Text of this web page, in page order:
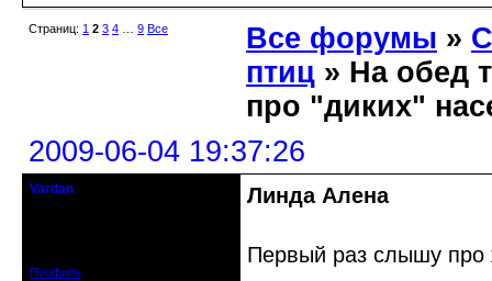
Страниц: 1 2 3 4 9 Все Все форумы »
птиц » На обед
про "диких"
2009-06-04 19:37:26
Vardan
Профиль
Линда Алена
Первый раз слышу про